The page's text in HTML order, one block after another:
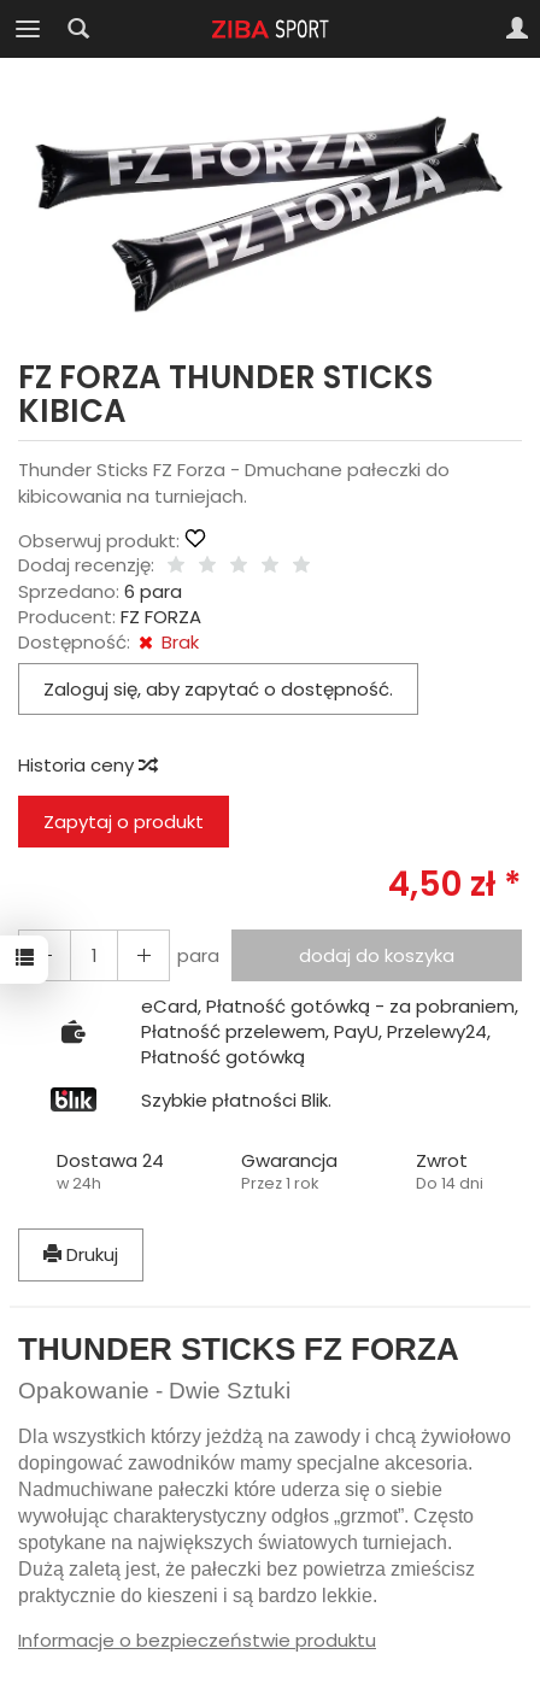
FZ FORZA THUNDER STICKS
KIBICA
Thunder Sticks FZ Forza - Dmuchane pałeczki do
kibicowania na turniejach.
Obserwuj produkt:
Dodaj recenzję:
Sprzedano: 6 para
Producent: FZ FORZA
Dostępność:
Brak
Zaloguj się, aby zapytać o dostępność.
Historia ceny
Zapytaj o produkt
4,50 zł *
para
dodaj do koszyka
eCard, Płatność gotówką - za pobraniem,
Płatność przelewem, PayU, Przelewy24,
Płatność gotówką
Szybkie płatności Blik.
Dostawa 24
w 24h
Gwarancja
Przez 1 rok
Zwrot
Do 14 dni
Drukuj
THUNDER STICKS FZ FORZA
Opakowanie - Dwie Sztuki
Dla wszystkich którzy jeżdżą na zawody i chcą żywiołowo
dopingować zawodników mamy specjalne akcesoria.
Nadmuchiwane pałeczki które uderza się o siebie
wywołując charakterystyczny odgłos „grzmot”. Często
spotykane na największych światowych turniejach.
Dużą zaletą jest, że pałeczki bez powietrza zmieścisz
praktycznie do kieszeni i są bardzo lekkie.
Informacje o bezpieczeństwie produktu